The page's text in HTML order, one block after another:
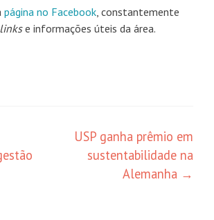
página no Facebook, constantemente
linkse informações úteis da área.
USP ganha prêmio em
sustentabilidade na
Alemanha →